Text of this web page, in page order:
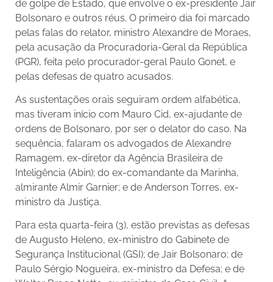
de golpe de Estado, que envolve o ex-presidente Jair
Bolsonaro e outros réus. O primeiro dia foi marcado
pelas falas do relator, ministro Alexandre de Moraes,
pela acusação da Procuradoria-Geral da República
(PGR), feita pelo procurador-geral Paulo Gonet, e
pelas defesas de quatro acusados.
As sustentações orais seguiram ordem alfabética,
mas tiveram início com Mauro Cid, ex-ajudante de
ordens de Bolsonaro, por ser o delator do caso. Na
sequência, falaram os advogados de Alexandre
Ramagem, ex-diretor da Agência Brasileira de
Inteligência (Abin); do ex-comandante da Marinha,
almirante Almir Garnier; e de Anderson Torres, ex-
ministro da Justiça.
Para esta quarta-feira (3), estão previstas as defesas
de Augusto Heleno, ex-ministro do Gabinete de
Segurança Institucional (GSI); de Jair Bolsonaro; de
Paulo Sérgio Nogueira, ex-ministro da Defesa; e de